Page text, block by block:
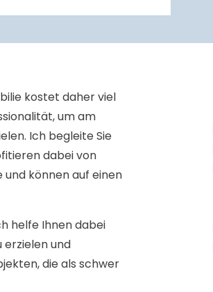
kostet daher viel
um am
Ich begleite Sie
dabei von
können auf einen
helfe Ihnen dabei
und
die als schwer